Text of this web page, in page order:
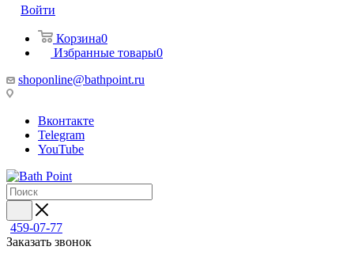
Войти
Корзина0
Избранные товары0
shoponline@bathpoint.ru
Вконтакте
Telegram
YouTube
459-07-77
Заказать звонок